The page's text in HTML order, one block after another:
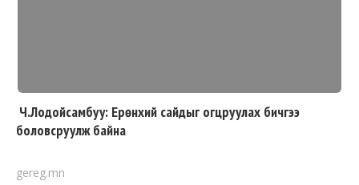
Ч.Лодойсамбуу: Ерөнхий сайдыг огцруулах бичгээ
боловсруулж байна
gereg.mn